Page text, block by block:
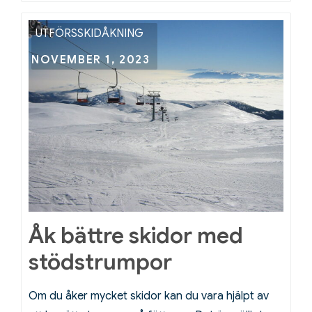
ta
på
skidresan
UTFÖRSSKIDÅKNING
Posted
NOVEMBER 1, 2023
Åk bättre skidor med
stödstrumpor
Om du åker mycket skidor kan du vara hjälpt av